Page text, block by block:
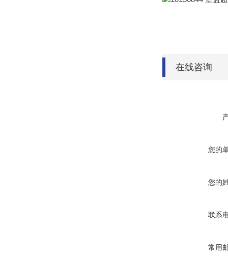
在线咨询
您的
您的
联系
常用